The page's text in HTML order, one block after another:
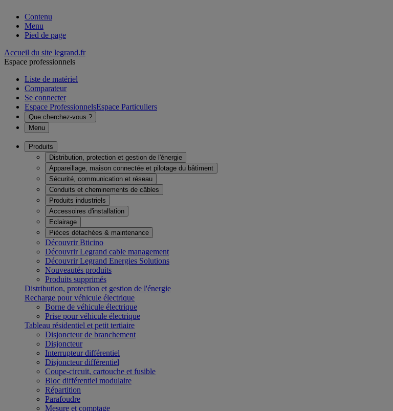
Contenu
Menu
Pied de page
Accueil du site legrand.fr
Espace professionnels
Liste de matériel
Comparateur
Se connecter
Espace ProfessionnelsEspace Particuliers
Que cherchez-vous ?
Menu
Produits
Distribution, protection et gestion de l'énergie
Appareillage, maison connectée et pilotage du bâtiment
Sécurité, communication et réseau
Conduits et cheminements de câbles
Produits industriels
Accessoires d'installation
Eclairage
Pièces détachées & maintenance
Découvrir Bticino
Découvrir Legrand cable management
Découvrir Legrand Energies Solutions
Nouveautés produits
Produits supprimés
Distribution, protection et gestion de l'énergie
Recharge pour véhicule électrique
Borne de véhicule électrique
Prise pour véhicule électrique
Tableau résidentiel et petit tertiaire
Disjoncteur de branchement
Disjoncteur
Interrupteur différentiel
Disjoncteur différentiel
Coupe-circuit, cartouche et fusible
Bloc différentiel modulaire
Répartition
Parafoudre
Mesure et comptage